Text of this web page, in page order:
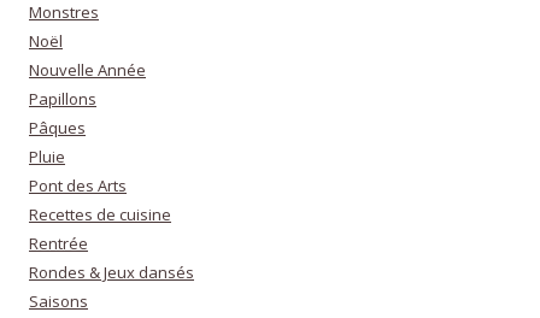
Monstres
Noël
Nouvelle Année
Papillons
Pâques
Pluie
Pont des Arts
Recettes de cuisine
Rentrée
Rondes & Jeux dansés
Saisons